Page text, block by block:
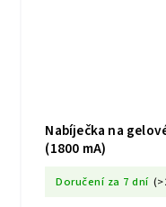
Nabíječka na
(1800 mA)
Doručení za 7 dní